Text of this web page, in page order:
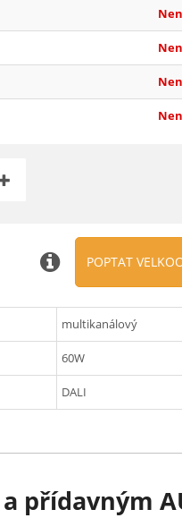
POPTAT
multikanálový
60W
DALI
a přídavným